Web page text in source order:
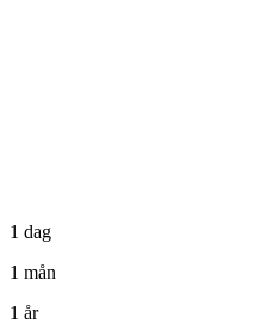
1 dag
1 mån
1 år